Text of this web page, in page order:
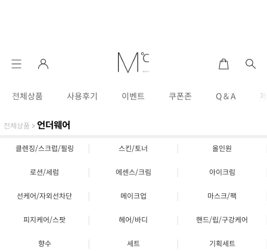
전체상품 사용후기 이벤트 쿠폰존 Q & A
전체상품 > 언더웨어
클렌징/스크럽/필링 스킨/토너 올인원
로션/세럼 에센스/크림 아이크림
선케어/자외선차단 메이크업 마스크/팩
피지케어/스팟 헤어/바디 핸드/립/구강케어
향수 세트 기획세트